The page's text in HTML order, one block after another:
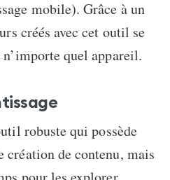
mobile). Grâce à un
créés avec cet outil se
quel appareil.
robuste qui possède
création de contenu, mais